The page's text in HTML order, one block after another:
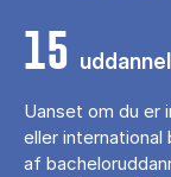
15
Uanset om du er
eller
af